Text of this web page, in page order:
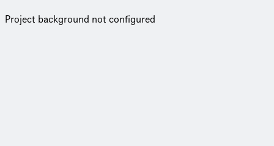
Project background not configured